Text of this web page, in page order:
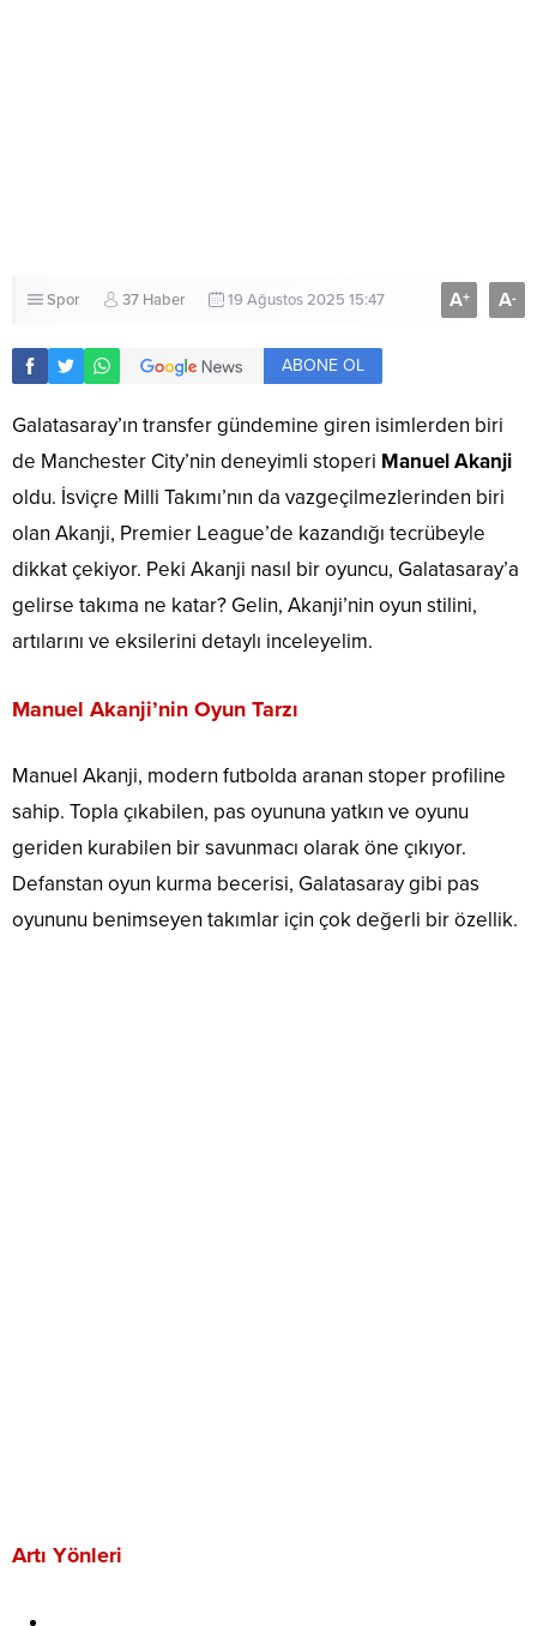
Spor 37 Haber 19 Ağustos 2025 15:47 A+ A-
ABONE OL
Galatasaray’ın transfer gündemine giren isimlerden biri
de Manchester City’nin deneyimli stoperi Manuel Akanji
oldu. İsviçre Milli Takımı’nın da vazgeçilmezlerinden biri
olan Akanji, Premier League’de kazandığı tecrübeyle
dikkat çekiyor. Peki Akanji nasıl bir oyuncu, Galatasaray’a
gelirse takıma ne katar? Gelin, Akanji’nin oyun stilini,
artılarını ve eksilerini detaylı inceleyelim.
Manuel Akanji’nin Oyun Tarzı
Manuel Akanji, modern futbolda aranan stoper profiline
sahip. Topla çıkabilen, pas oyununa yatkın ve oyunu
geriden kurabilen bir savunmacı olarak öne çıkıyor.
Defanstan oyun kurma becerisi, Galatasaray gibi pas
oyununu benimseyen takımlar için çok değerli bir özellik.
Artı Yönleri